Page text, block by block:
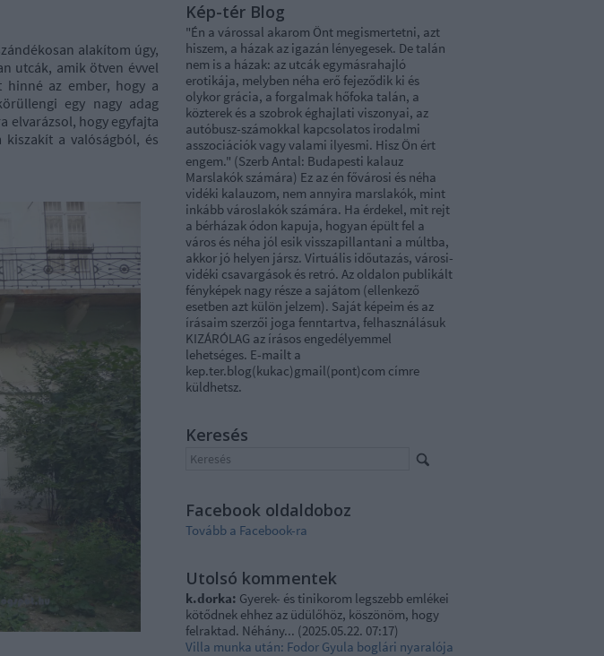
alakítom úgy,
utcák, amik ötven évvel
az ember, hogy a
egy nagy adag
elvarázsol, hogy egyfajta
a valóságból, és
Kép-tér Blog
"Én a várossal akarom Önt megismertetni, azt
hiszem, a házak az igazán lényegesek. De talán
nem is a házak: az utcák egymásrahajló
erotikája, melyben néha erő fejeződik ki és
olykor grácia, a forgalmak hőfoka talán, a
közterek és a szobrok éghajlati viszonyai, az
autóbusz-számokkal kapcsolatos irodalmi
asszociációk vagy valami ilyesmi. Hisz Ön ért
engem." (Szerb Antal: Budapesti kalauz
Marslakók számára) Ez az én fővárosi és néha
vidéki kalauzom, nem annyira marslakók, mint
inkább városlakók számára. Ha érdekel, mit rejt
a bérházak ódon kapuja, hogyan épült fel a
város és néha jól esik visszapillantani a múltba,
akkor jó helyen jársz. Virtuális időutazás, városi-
vidéki csavargások és retró. Az oldalon publikált
fényképek nagy része a sajátom (ellenkező
esetben azt külön jelzem). Saját képeim és az
írásaim szerzői joga fenntartva, felhasználásuk
KIZÁRÓLAG az írásos engedélyemmel
lehetséges. E-mailt a
kep.ter.blog(kukac)gmail(pont)com címre
küldhetsz.
Keresés
Facebook oldaldoboz
Tovább a Facebook-ra
Utolsó kommentek
k.dorka: Gyerek- és tinikorom legszebb emlékei
kötődnek ehhez az üdülőhöz, köszönöm, hogy
felraktad. Néhány... (2025.05.22. 07:17)
Villa munka után: Fodor Gyula boglári nyaralója